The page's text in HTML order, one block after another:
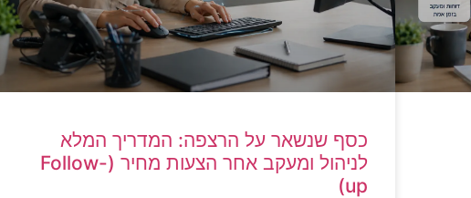
כסף שנשאר על הרצפה: המדריך המלא
לניהול ומעקב אחר הצעות מחיר (Follow-
up)